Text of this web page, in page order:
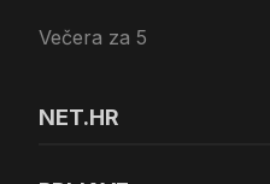
Večera za 5
NET.HR